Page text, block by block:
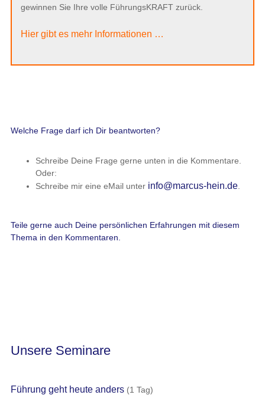
gewinnen Sie Ihre volle FührungsKRAFT zurück.
Hier gibt es mehr Informationen …
Welche Frage darf ich Dir beantworten?
Schreibe Deine Frage gerne unten in die Kommentare.
Oder:
Schreibe mir eine eMail unter info@marcus-hein.de.
Teile gerne auch Deine persönlichen Erfahrungen mit diesem
Thema in den Kommentaren.
Unsere Seminare
Führung geht heute anders(1 Tag)